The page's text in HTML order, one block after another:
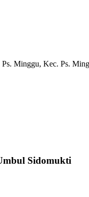
Minggu, Kec. Ps.
Sidomukti